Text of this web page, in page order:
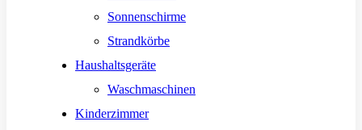
Sonnenschirme
Strandkörbe
Haushaltsgeräte
Waschmaschinen
Kinderzimmer